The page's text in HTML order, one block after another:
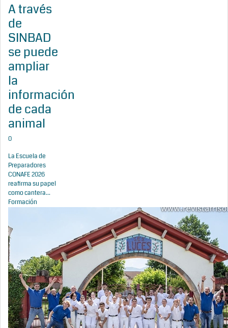
A través
de
SINBAD
se puede
ampliar
la
información
de cada
animal
0
La Escuela de
Preparadores
CONAFE 2026
reafirma su papel
como cantera...
Formación